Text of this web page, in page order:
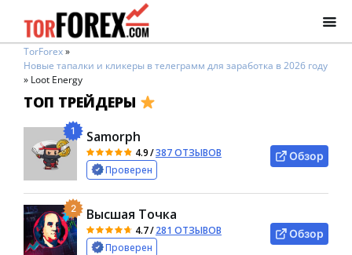
TorForex»
Новые тапалки и кликеры в телеграмм для заработка в 2026 году
» Loot Energy
ТОП ТРЕЙДЕРЫ
1 Samorph
4.9/387 ОТЗЫВОВ
Проверен
Обзор
2 Высшая Точка
4.7/281 ОТЗЫВОВ
Проверен
Обзор